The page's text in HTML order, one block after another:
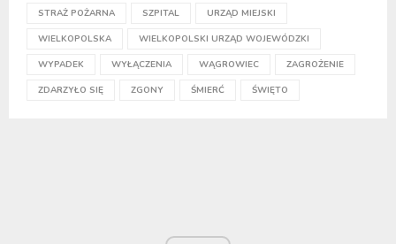
STRAŻ POŻARNA SZPITAL URZĄD MIEJSKI
WIELKOPOLSKA WIELKOPOLSKI URZĄD WOJEWÓDZKI
WYPADEK WYŁĄCZENIA WĄGROWIEC ZAGROŻENIE
ZDARZYŁO SIĘ ZGONY ŚMIERĆ ŚWIĘTO